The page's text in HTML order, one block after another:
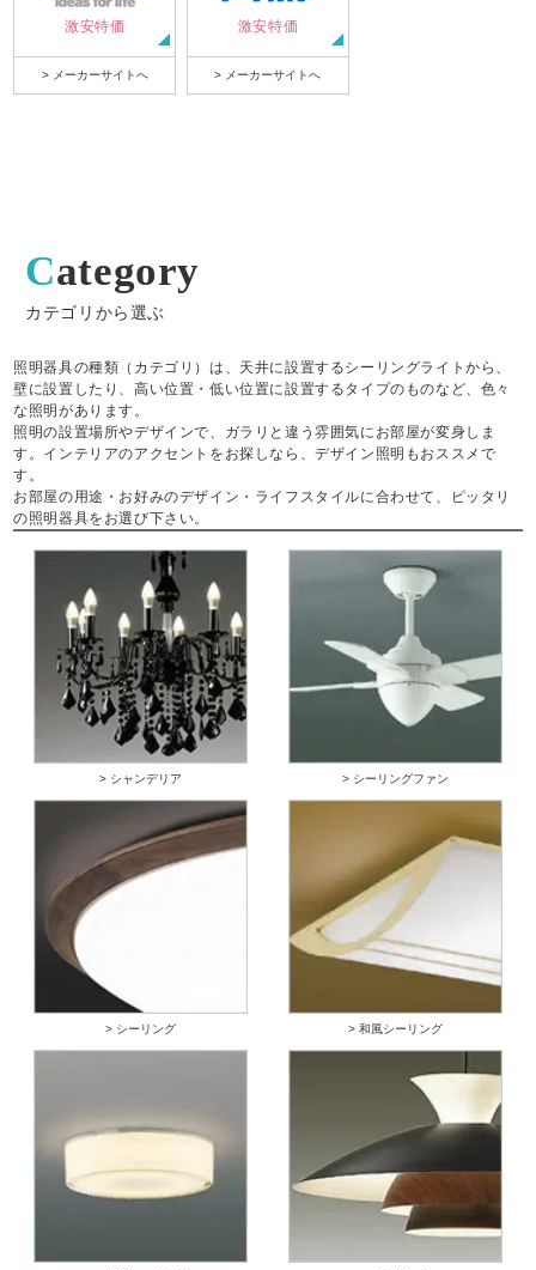
激安特価
> メーカーサイトへ
激安特価
> メーカーサイトへ
Category
カテゴリから選ぶ
照明器具の種類（カテゴリ）は、天井に設置するシーリングライトから、
壁に設置したり、高い位置・低い位置に設置するタイプのものなど、色々
な照明があります。
照明の設置場所やデザインで、ガラリと違う雰囲気にお部屋が変身しま
す。インテリアのアクセントをお探しなら、デザイン照明もおススメで
す。
お部屋の用途・お好みのデザイン・ライフスタイルに合わせて、ピッタリ
の照明器具をお選び下さい。
> シャンデリア > シーリングファン
> シーリング > 和風シーリング